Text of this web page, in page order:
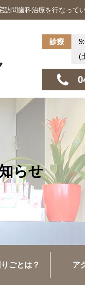
問歯科治療を行なってい
診療
(
らせ
ごとは？ ア